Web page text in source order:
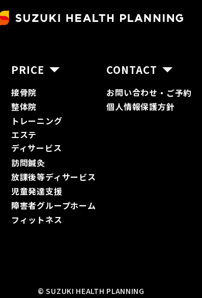
PRICE
接骨院
整体院
トレーニング
エステ
ディサービス
訪問鍼灸
放課後等ディサービス
児童発達支援
障害者グループホーム
フィットネス
CONTACT
お問い合わせ・ご予約
個人情報保護方針
© SUZUKI HEALTH PLANNING